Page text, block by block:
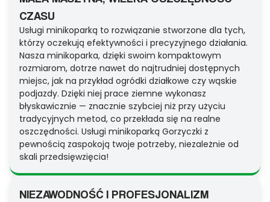
CZASU
Usługi minikoparką to rozwiązanie stworzone dla tych,
którzy oczekują efektywności i precyzyjnego działania.
Nasza minikoparka, dzięki swoim kompaktowym
rozmiarom, dotrze nawet do najtrudniej dostępnych
miejsc, jak na przykład ogródki działkowe czy wąskie
podjazdy. Dzięki niej prace ziemne wykonasz
błyskawicznie — znacznie szybciej niż przy użyciu
tradycyjnych metod, co przekłada się na realne
oszczędności. Usługi minikoparką Gorzyczki z
pewnością zaspokoją twoje potrzeby, niezależnie od
skali przedsięwzięcia!
NIEZAWODNOŚĆ I PROFESJONALIZM